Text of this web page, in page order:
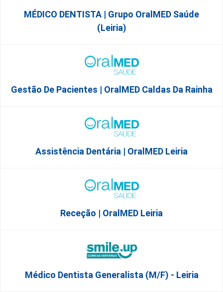
MÉDICO DENTISTA | Grupo OralMED Saúde
(Leiria)
Gestão De Pacientes | OralMED Caldas Da Rainha
Assistência Dentária | OralMED Leiria
Receção | OralMED Leiria
Médico Dentista Generalista (M/F) - Leiria